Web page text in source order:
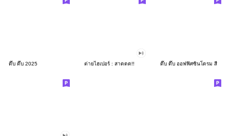
ดึ๊บ ดึ๊บ 2025 ต่ายไฮเปอร์ : สาดดด!! ดึ๊บ ดึ๊บ ออฟฟิศซินโดรม สี่